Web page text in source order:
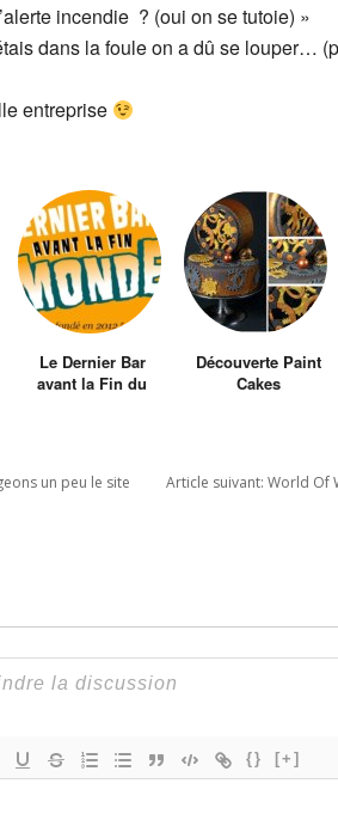
incendie ? (oui on se tutoie) »
dans la foule on a dû se louper…
entreprise
Le Dernier Bar
avant la Fin du
Découverte Paint
Cakes
un peu le site Article suivant: World Of
{} [+]